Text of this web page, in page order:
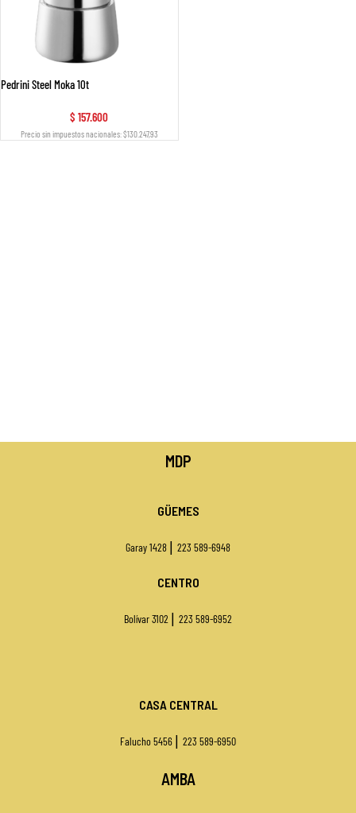
Pedrini Steel Moka 10t
$ 157.600
Precio sin impuestos nacionales: $130.247,93
MDP
GÜEMES
Garay 1428 | 223 589-6948
CENTRO
Bolívar 3102 | 223 589-6952
CASA CENTRAL
Falucho 5456 | 223 589-6950
AMBA